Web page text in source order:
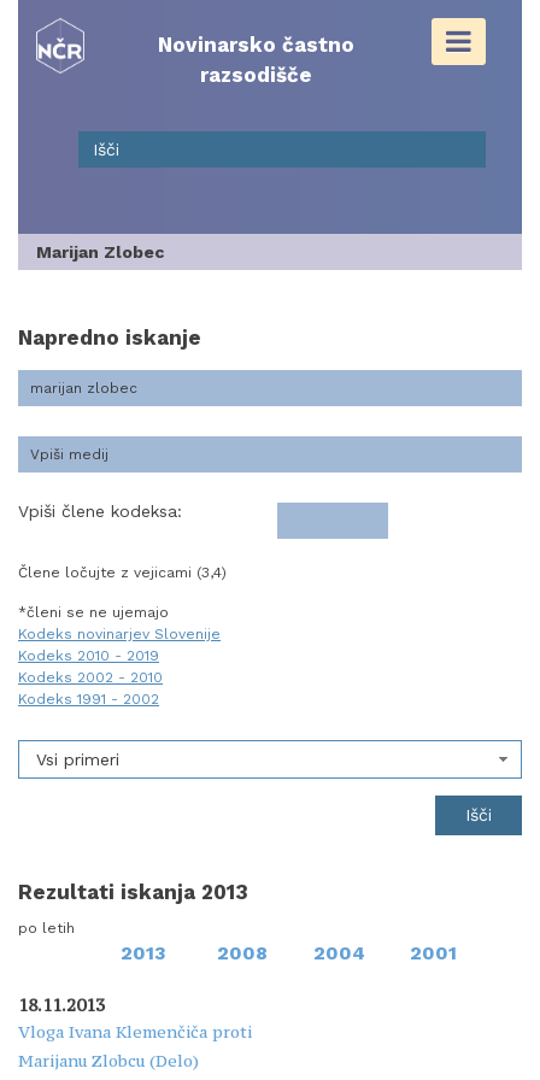
content
Novinarsko častno
razsodišče
Marijan Zlobec
Napredno iskanje
Vpiši člene kodeksa:
Člene ločujte z vejicami (3,4)
*členi se ne ujemajo
Kodeks novinarjev Slovenije
Kodeks 2010 - 2019
Kodeks 2002 - 2010
Kodeks 1991 - 2002
Vsi primeri
Rezultati iskanja 2013
po letih
2013 2008 2004 2001
18.11.2013
Vloga Ivana Klemenčiča proti
Marijanu Zlobcu (Delo)